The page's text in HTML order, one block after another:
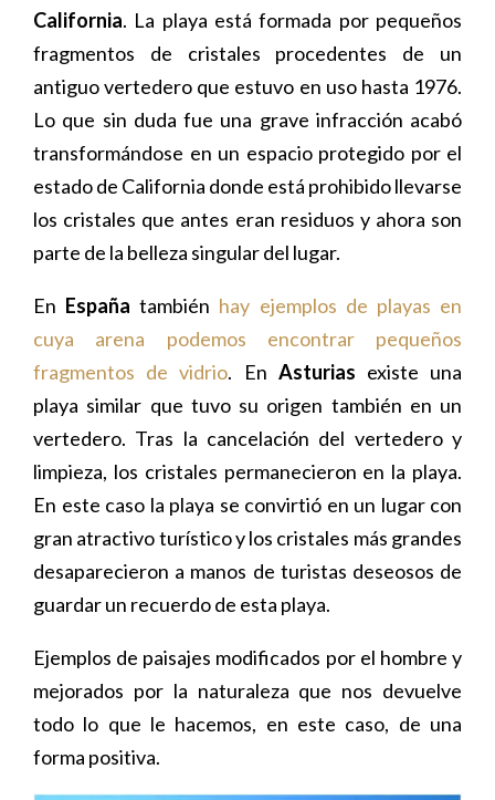
California. La playa está formada por pequeños
fragmentos de cristales procedentes de un
antiguo vertedero que estuvo en uso hasta 1976.
Lo que sin duda fue una grave infracción acabó
transformándose en un espacio protegido por el
estado de California donde está prohibido llevarse
los cristales que antes eran residuos y ahora son
parte de la belleza singular del lugar.
En España también hay ejemplos de playas en
cuya arena podemos encontrar pequeños
fragmentos de vidrio. En Asturias existe una
playa similar que tuvo su origen también en un
vertedero. Tras la cancelación del vertedero y
limpieza, los cristales permanecieron en la playa.
En este caso la playa se convirtió en un lugar con
gran atractivo turístico y los cristales más grandes
desaparecieron a manos de turistas deseosos de
guardar un recuerdo de esta playa.
Ejemplos de paisajes modificados por el hombre y
mejorados por la naturaleza que nos devuelve
todo lo que le hacemos, en este caso, de una
forma positiva.